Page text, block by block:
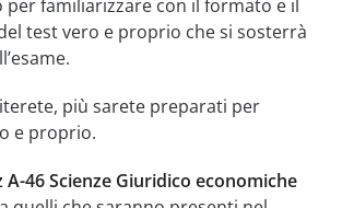
per familiarizzare con il formato e il
test vero e proprio che si sosterrà
più sarete preparati per
e proprio.
A-46 Scienze Giuridico economiche